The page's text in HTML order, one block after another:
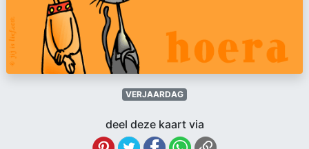
VERJAARDAG
deel deze kaart via